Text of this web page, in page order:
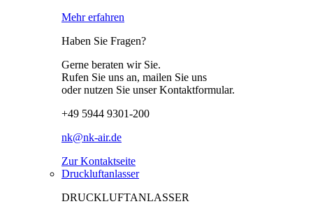
Mehr erfahren
Haben Sie Fragen?
Gerne beraten wir Sie.
Rufen Sie uns an, mailen Sie uns
oder nutzen Sie unser Kontaktformular.
+49 5944 9301-200
nk@nk-air.de
Zur Kontaktseite
Druckluftanlasser
DRUCKLUFTANLASSER